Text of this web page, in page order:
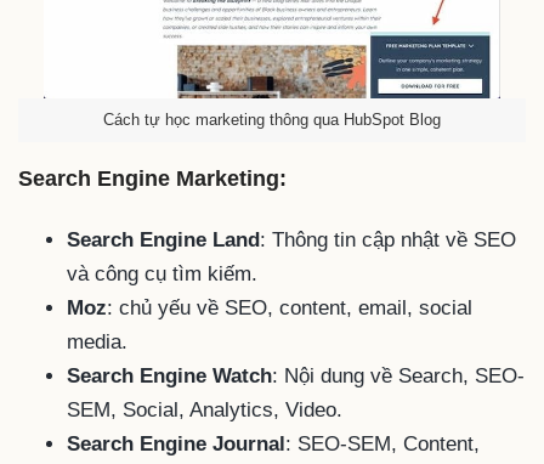
Cách tự học marketing thông qua HubSpot Blog
Search Engine Marketing:
Search Engine Land: Thông tin cập nhật về SEO
và công cụ tìm kiếm.
Moz: chủ yếu về SEO, content, email, social
media.
Search Engine Watch: Nội dung về Search, SEO-
SEM, Social, Analytics, Video.
Search Engine Journal: SEO-SEM, Content,